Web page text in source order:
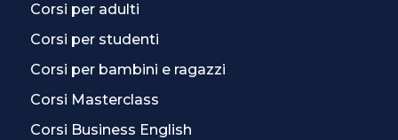
Corsi per adulti
Corsi per studenti
Corsi per bambini e ragazzi
Corsi Masterclass
Corsi Business English